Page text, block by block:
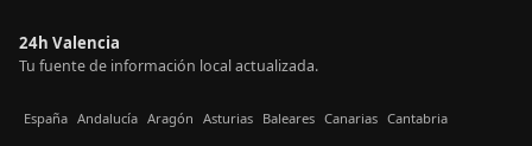
24h Valencia
Tu fuente de información local actualizada.
España Andalucía Aragón Asturias Baleares Canarias Cantabria